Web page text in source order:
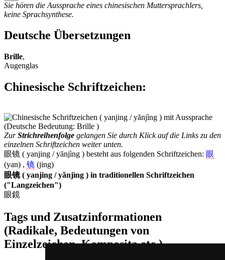
Sie hören die Aussprache eines chinesischen Muttersprachlers,
keine Sprachsynthese.
Deutsche Übersetzungen
Brille,
Augenglas
Chinesische Schriftzeichen:
ZurStrichreihenfolge gelangen Sie durch Klick auf die Links zu den
einzelnen Schriftzeichen weiter unten.
眼镜 ( yanjing / yănjìng ) besteht aus folgenden Schriftzeichen: 眼
(yan) , 镜 (jing)
眼镜 ( yanjing / yănjìng ) in traditionellen Schriftzeichen
("Langzeichen")
眼鏡
Tags und Zusatzinformationen
(Radikale, Bedeutungen von
Einzelzeichen, Komposita etc.)